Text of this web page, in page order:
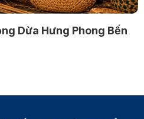
Dừa Hưng Phong Bến